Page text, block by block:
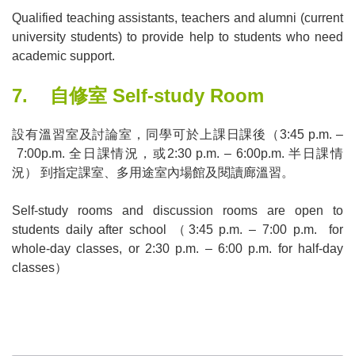
Qualified teaching assistants, teachers and alumni (current
university students) to provide help to students who need
academic support.
7. 自修室 Self-study Room
設有溫習室及討論室，同學可於上課日課後（3:45 p.m.–
7:00p.m.全日課情況，或2:30 p.m. –6:00p.m.半日課情
況）
到指定課室、多用途室內場館及閱讀廊溫習。
Self-study rooms and discussion rooms are open to
students daily after school
（ 3:45 p.m.– 7:00 p.m. for
whole-day classes, or 2:30 p.m. –6:00 p.m. for half-day
classes）